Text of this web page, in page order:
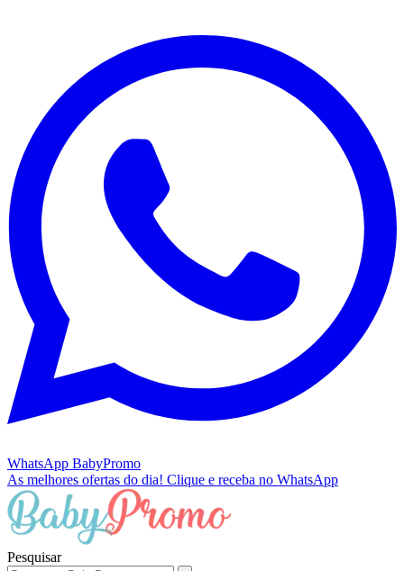
WhatsApp BabyPromo
As melhores ofertas do dia! Clique e receba no WhatsApp
Pesquisar